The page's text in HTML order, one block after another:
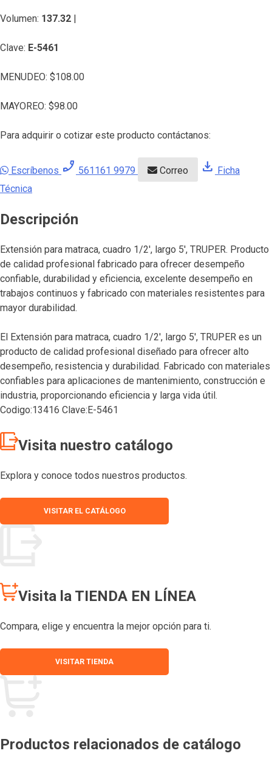
Volumen: 137.32 |
Clave: E-5461
MENUDEO: $108.00
MAYOREO: $98.00
Para adquirir o cotizar este producto contáctanos:
Escríbenos phone_enabled 561161 9979 Correo download Ficha
Técnica
Descripción
Extensión para matraca, cuadro 1/2′, largo 5′, TRUPER. Producto
de calidad profesional fabricado para ofrecer desempeño
confiable, durabilidad y eficiencia, excelente desempeño en
trabajos continuos y fabricado con materiales resistentes para
mayor durabilidad.
El Extensión para matraca, cuadro 1/2′, largo 5′, TRUPER es un
producto de calidad profesional diseñado para ofrecer alto
desempeño, resistencia y durabilidad. Fabricado con materiales
confiables para aplicaciones de mantenimiento, construcción e
industria, proporcionando eficiencia y larga vida útil.
Codigo:13416 Clave:E-5461
Visita nuestro catálogo
Explora y conoce todos nuestros productos.
VISITAR EL CATÁLOGO
Visita la TIENDA EN LÍNEA
Compara, elige y encuentra la mejor opción para ti.
VISITAR TIENDA
Productos relacionados de catálogo